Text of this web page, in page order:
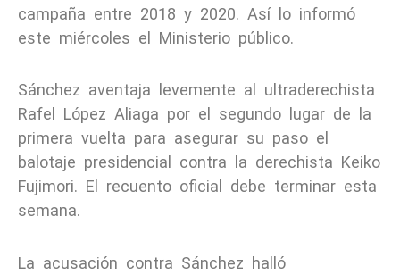
campaña entre 2018 y 2020. Así lo informó
este miércoles el Ministerio público.
Sánchez aventaja levemente al ultraderechista
Rafel López Aliaga por el segundo lugar de la
primera vuelta para asegurar su paso el
balotaje presidencial contra la derechista Keiko
Fujimori. El recuento oficial debe terminar esta
semana.
La acusación contra Sánchez halló